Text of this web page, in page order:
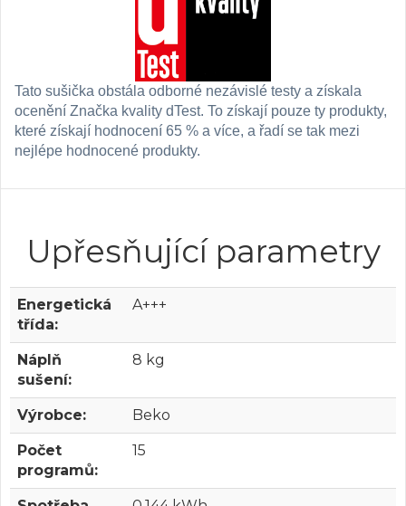
Tato sušička obstála odborné nezávislé testy a získala
ocenění Značka kvality dTest. To získají pouze ty produkty,
které získají hodnocení 65 % a více, a řadí se tak mezi
nejlépe hodnocené produkty.
Upřesňující parametry
Energetická
třída:
A+++
Náplň
sušení:
8 kg
Výrobce: Beko
Počet
programů:
15